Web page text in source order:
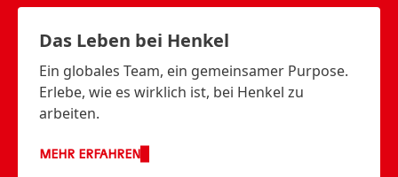
Das Leben bei Henkel
Ein globales Team, ein gemeinsamer Purpose.
Erlebe, wie es wirklich ist, bei Henkel zu
arbeiten.
MEHR ERFAHREN